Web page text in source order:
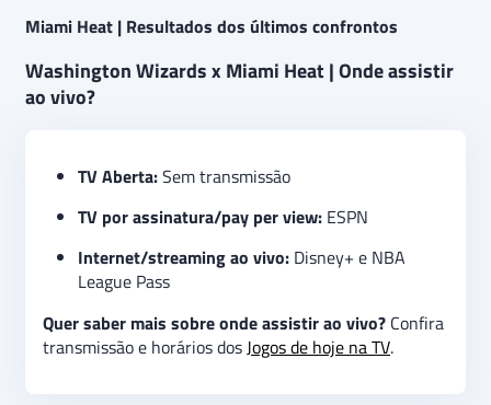
Miami Heat | Resultados dos últimos confrontos
Washington Wizards x Miami Heat | Onde assistir
ao vivo?
TV Aberta:Sem transmissão
TV por assinatura/pay per view: ESPN
Internet/streaming ao vivo: Disney+ e NBA
League Pass
Quer saber mais sobre onde assistir ao vivo? Confira
transmissão e horários dosJogos de hoje na TV.